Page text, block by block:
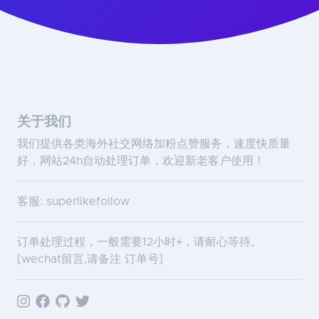
关于我们
我们提供各类海外社交网络加粉点赞服务，速度快质量
好，网站24h自动处理订单，欢迎新老客户使用！
客服: superlikefollow
订单处理过程，一般需要12小时+，请耐心等待。
[wechat留言,请备注 订单号]